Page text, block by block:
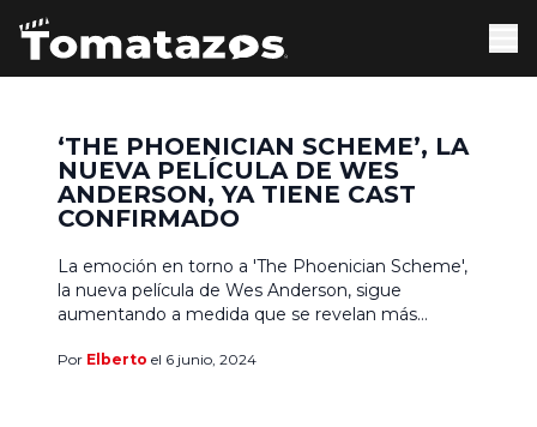
‘THE PHOENICIAN SCHEME’, LA
NUEVA PELÍCULA DE WES
ANDERSON, YA TIENE CAST
CONFIRMADO
La emoción en torno a 'The Phoenician Scheme',
la nueva película de Wes Anderson, sigue
aumentando a medida que se revelan más
oficial continúa siendo una absoluta incógnita por
Por Elberto el 6 junio, 2024